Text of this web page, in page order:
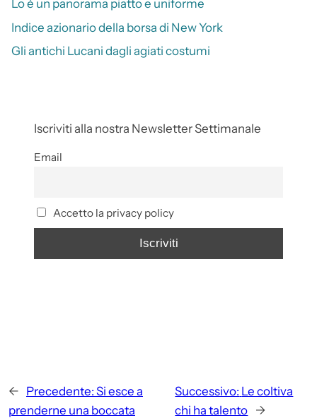
Lo è un panorama piatto e uniforme
Indice azionario della borsa di New York
Gli antichi Lucani dagli agiati costumi
Iscriviti alla nostra Newsletter Settimanale
Email
Accetto la privacy policy
← Precedente: Si esce a
prenderne una boccata
Successivo: Le coltiva
chi ha talento →